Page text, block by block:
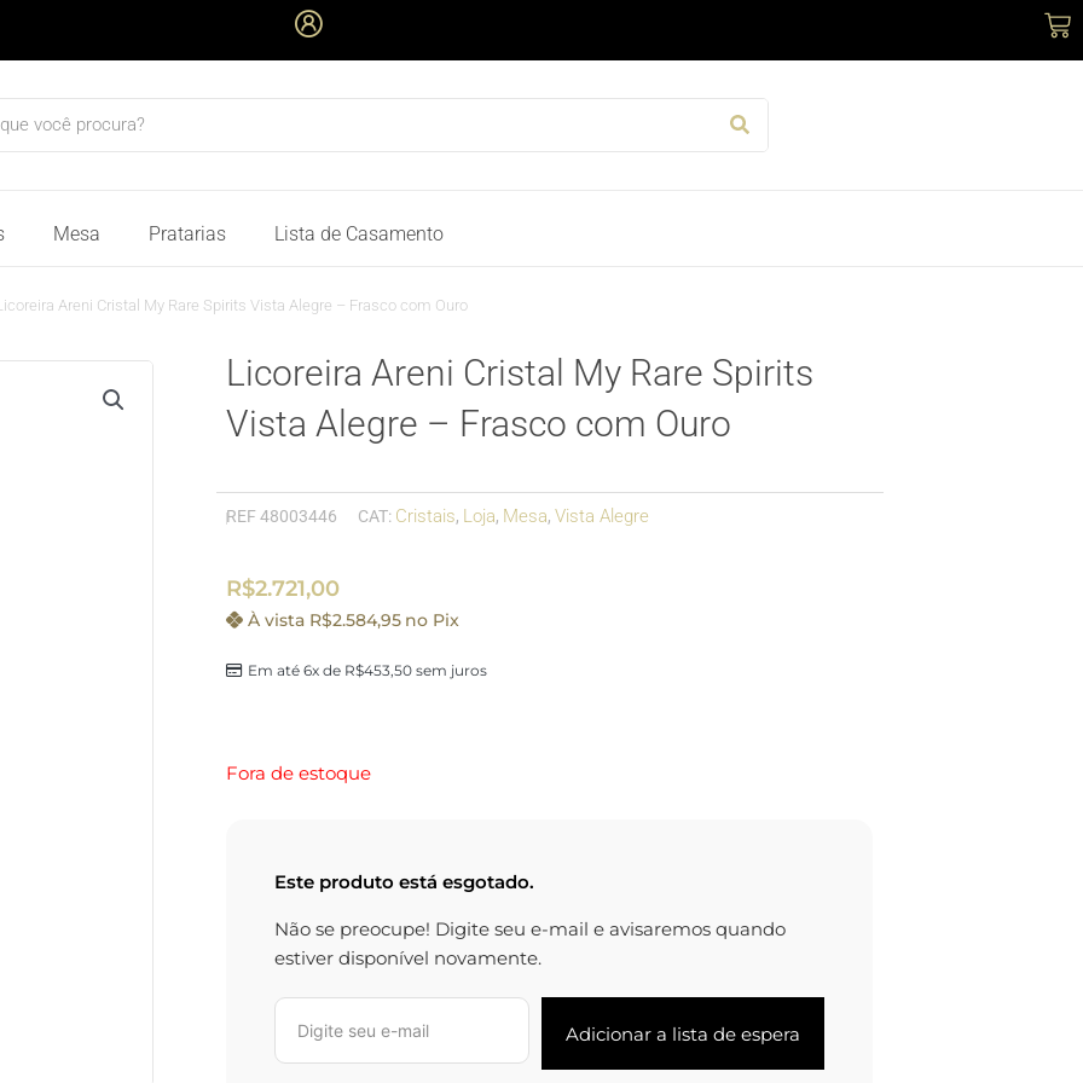
Mesa Pratarias Lista de Casamento
Areni Cristal My Rare Spirits Vista Alegre – Frasco com Ouro
Licoreira Areni Cristal My Rare Spirits
Vista Alegre – Frasco com Ouro
REF48003446 CAT: Cristais, Loja, Mesa, Vista Alegre
R$2.721,00
Em até 6x de R$453,50sem juros
À vista R$2.584,95 no Pix
Fora de estoque
Este produto está esgotado.
Não se preocupe! Digite seu e-mail e avisaremos quando
estiver disponível novamente.